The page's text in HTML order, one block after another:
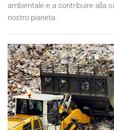
ambientale e a contribuire alla
nostro pianeta.